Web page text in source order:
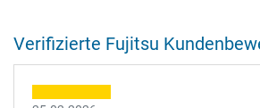
Verifizierte Fujitsu